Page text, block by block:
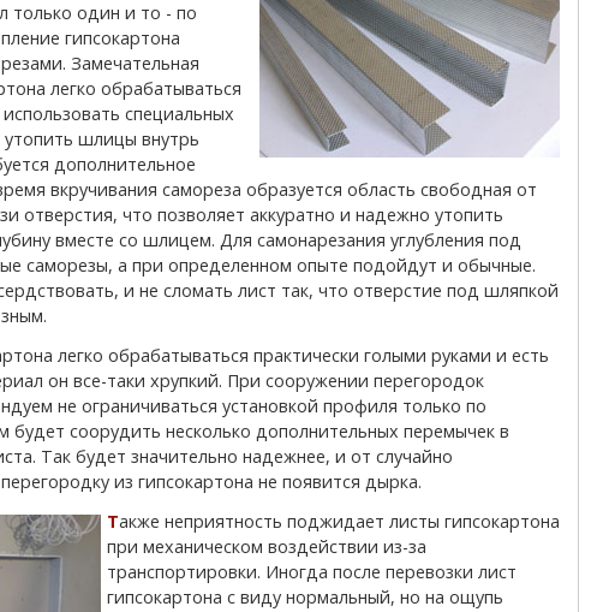
только один и то - по
гипсокартона
Замечательная
легко обрабатываться
специальных
шлицы внутрь
дополнительное
вкручивания самореза образуется область свободная от
отверстия, что позволяет аккуратно и надежно утопить
вместе со шлицем. Для самонарезания углубления под
саморезы, а при определенном опыте подойдут и обычные.
и не сломать лист так, что отверстие под шляпкой
он все-таки хрупкий. При сооружении перегородок
не ограничиваться установкой профиля только по
соорудить несколько дополнительных перемычек в
Так будет значительно надежнее, и от случайно
из гипсокартона не появится дырка.
Также неприятность поджидает листы гипсокартона
при механическом воздействии из-за
транспортировки. Иногда после перевозки лист
гипсокартона с виду нормальный, но на ощупь